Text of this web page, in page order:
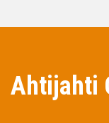
Ahtijahti